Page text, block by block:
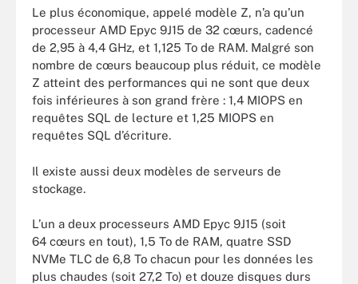
Le plus économique, appelé modèle Z, n’a qu’un
processeur AMD Epyc 9J15 de 32 cœurs, cadencé
de 2,95 à 4,4 GHz, et 1,125 To de RAM. Malgré son
nombre de cœurs beaucoup plus réduit, ce modèle
Z atteint des performances qui ne sont que deux
fois inférieures à son grand frère : 1,4 MIOPS en
requêtes SQL de lecture et 1,25 MIOPS en
requêtes SQL d’écriture.
Il existe aussi deux modèles de serveurs de
stockage.
L’un a deux processeurs AMD Epyc 9J15 (soit
64 cœurs en tout), 1,5 To de RAM, quatre SSD
NVMe TLC de 6,8 To chacun pour les données les
plus chaudes (soit 27,2 To) et douze disques durs